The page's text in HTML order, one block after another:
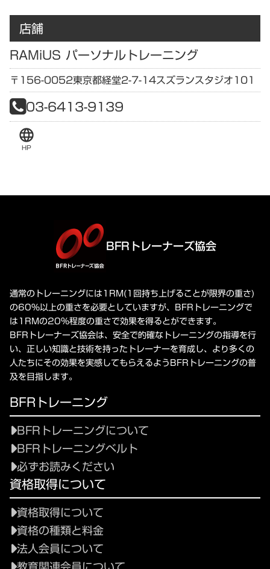
店舗
RAMiUS パーソナルトレーニング
〒156-0052東京都経堂2-7-14スズランスタジオ101
03-6413-9139
language
HP
BFRトレーナーズ協会
通常のトレーニングには1RM(1回持ち上げることが限界の重さ)
の60%以上の重さを必要としていますが、BFRトレーニングで
は1RMの20%程度の重さで効果を得るとができます。
BFRトレーナーズ協会は、安全で的確なトレーニングの指導を行
い、正しい知識と技術を持ったトレーナーを育成し、より多くの
人たちにその効果を実感してもらえるようBFRトレーニングの普
及を目指します。
BFRトレーニング
BFRトレーニングについて
BFRトレーニングベルト
必ずお読みください
資格取得について
資格取得について
資格の種類と料金
法人会員について